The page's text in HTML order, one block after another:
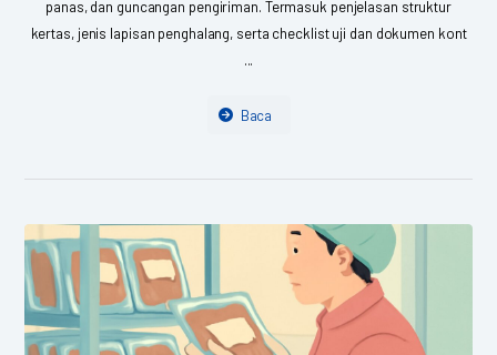
panas, dan guncangan pengiriman. Termasuk penjelasan struktur
kertas, jenis lapisan penghalang, serta checklist uji dan dokumen kont
...
Baca